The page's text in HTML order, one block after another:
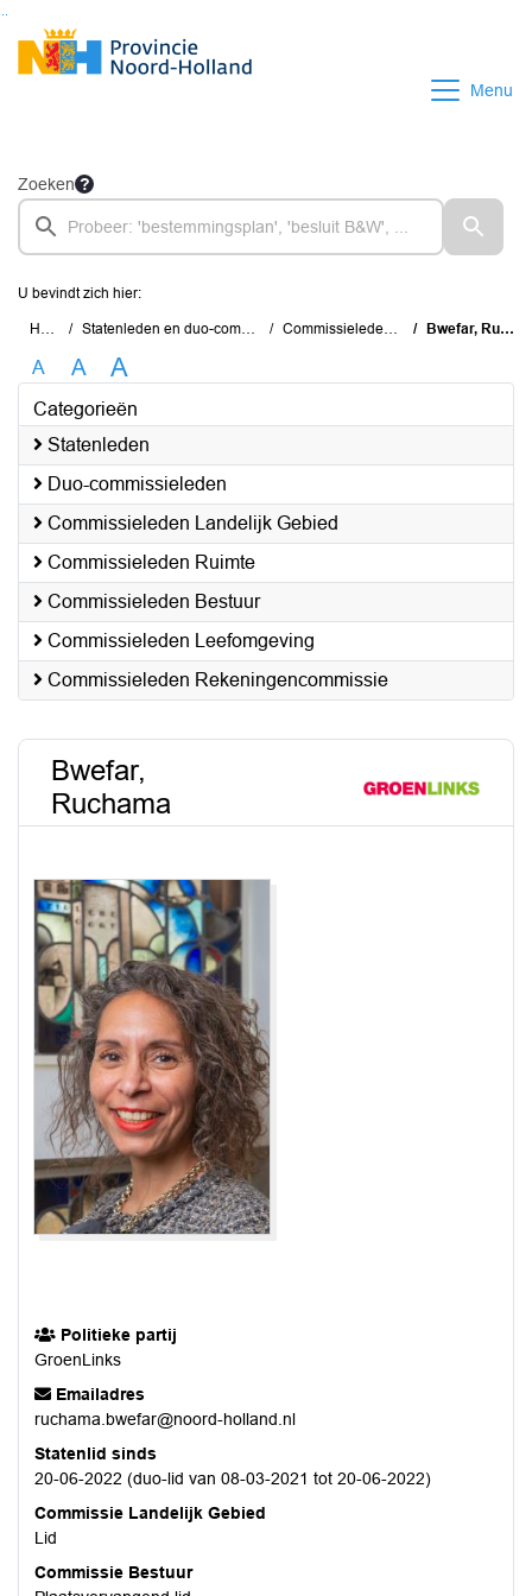
Ga naar de inhoud van deze pagina
Ga naar het zoeken
Ga naar het menu
Menu
Zoeken
U bevindt zich hier:
Home Statenleden en duo-commissieleden Commissieleden Bestuur Bwefar, Ruchama
A A A
Categorieën
Statenleden
Duo-commissieleden
Commissieleden Landelijk Gebied
Commissieleden Ruimte
Commissieleden Bestuur
Commissieleden Leefomgeving
Commissieleden Rekeningencommissie
Bwefar,
Ruchama
Politieke partij
GroenLinks
Emailadres
ruchama.bwefar@noord-holland.nl
Statenlid sinds
20-06-2022 (duo-lid van 08-03-2021 tot 20-06-2022)
Commissie Landelijk Gebied
Lid
Commissie Bestuur